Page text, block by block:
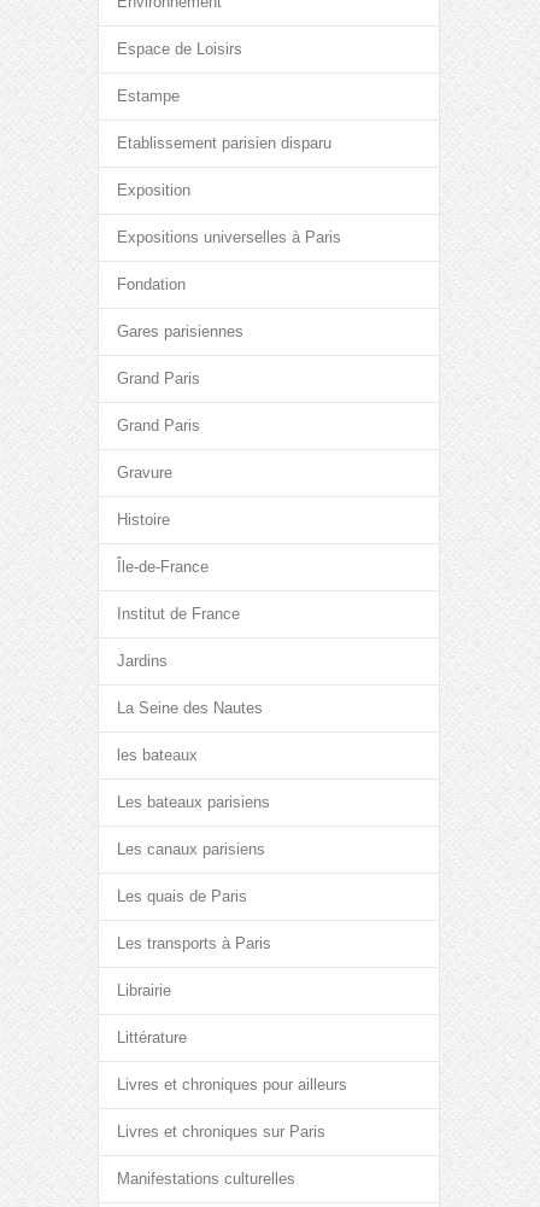
Espace de Loisirs
Estampe
Etablissement parisien disparu
Exposition
Expositions universelles à Paris
Fondation
Gares parisiennes
Grand Paris
Grand Paris
Gravure
Histoire
Île-de-France
Institut de France
Jardins
La Seine des Nautes
les bateaux
Les bateaux parisiens
Les canaux parisiens
Les quais de Paris
Les transports à Paris
Librairie
Littérature
Livres et chroniques pour ailleurs
Livres et chroniques sur Paris
Manifestations culturelles